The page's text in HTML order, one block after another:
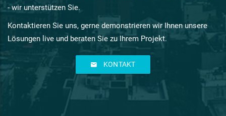
- wir unterstützen Sie.
Kontaktieren Sie uns, gerne demonstrieren wir Ihnen unsere
Lösungen live und beraten Sie zu Ihrem Projekt.
KONTAKT